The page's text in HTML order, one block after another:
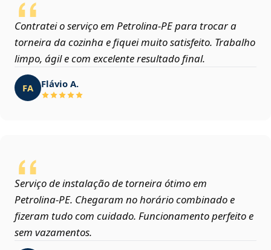
Contratei o serviço em Petrolina‑PE para trocar a
torneira da cozinha e fiquei muito satisfeito. Trabalho
limpo, ágil e com excelente resultado final.
FA Flávio A.
Serviço de instalação de torneira ótimo em
Petrolina‑PE. Chegaram no horário combinado e
fizeram tudo com cuidado. Funcionamento perfeito e
sem vazamentos.